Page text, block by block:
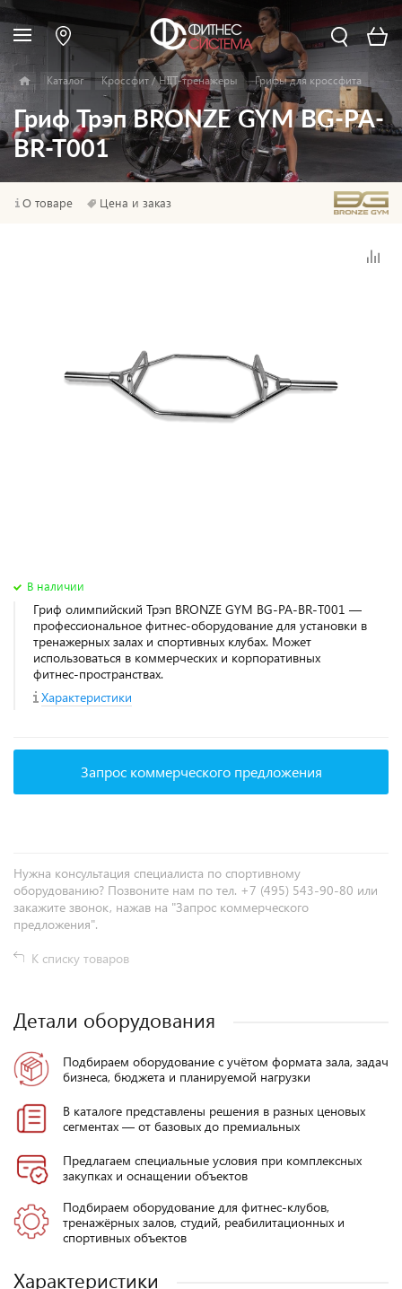
Каталог Кроссфит / HIIT-тренажеры Грифы для кроссфита
Гриф Трэп BRONZE GYM BG-PA-
BR-T001
О товаре Цена и заказ
В наличии
Гриф олимпийский Трэп BRONZE GYM BG-PA-BR-T001 —
профессиональное фитнес‑оборудование для установки в
тренажерных залах и спортивных клубах. Может
использоваться в коммерческих и корпоративных
фитнес‑пространствах.
Характеристики
Запрос коммерческого предложения
Нужна консультация специалиста по спортивному
оборудованию? Позвоните нам по тел. +7 (495) 543-90-80 или
закажите звонок, нажав на "Запрос коммерческого
предложения".
К списку товаров
Детали оборудования
Подбираем оборудование с учётом формата зала, задач
бизнеса, бюджета и планируемой нагрузки
В каталоге представлены решения в разных ценовых
сегментах — от базовых до премиальных
Предлагаем специальные условия при комплексных
закупках и оснащении объектов
Подбираем оборудование для фитнес-клубов,
тренажёрных залов, студий, реабилитационных и
спортивных объектов
Характеристики